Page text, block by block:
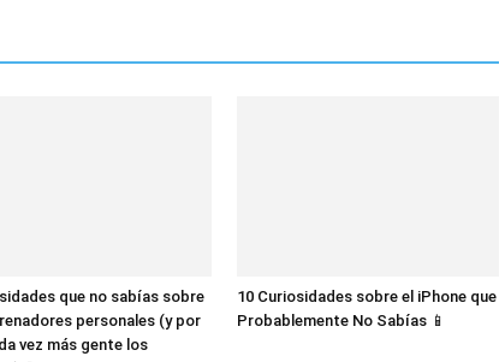
que no sabías sobre
personales (y por
vez más gente los
10 Curiosidades sobre el iPhone que
Probablemente No Sabías 📱